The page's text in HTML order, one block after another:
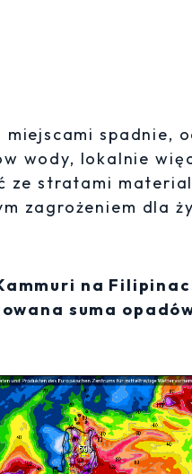
miejscami spadnie,
wody, lokalnie
ze stratami
zagrożeniem dla
na
suma